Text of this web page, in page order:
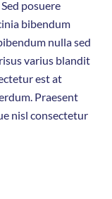
posuere
bibendum
nulla sed
varius blandit
est at
Praesent
nisl consectetur